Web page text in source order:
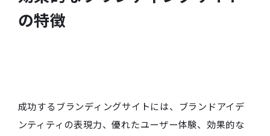
の特徴
成功するブランディングサイトには、ブランドアイデ
ンティティの表現力、優れたユーザー体験、効果的な